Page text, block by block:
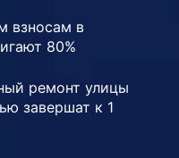
взносам в
80%
ремонт улицы
завершат к 1